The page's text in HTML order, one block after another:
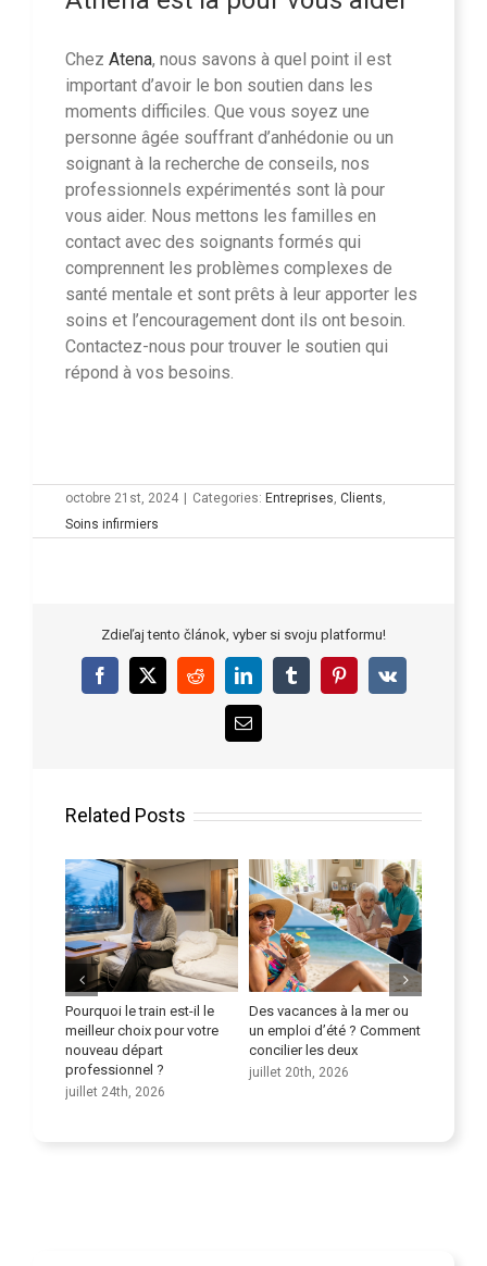
Chez Atena, nous savons à quel point il est
important d’avoir le bon soutien dans les
moments difficiles. Que vous soyez une
personne âgée souffrant d’anhédonie ou un
soignant à la recherche de conseils, nos
professionnels expérimentés sont là pour
vous aider. Nous mettons les familles en
contact avec des soignants formés qui
comprennent les problèmes complexes de
santé mentale et sont prêts à leur apporter les
soins et l’encouragement dont ils ont besoin.
Contactez-nous pour trouver le soutien qui
répond à vos besoins.
octobre 21st, 2024 | Categories: Entreprises, Clients,
Soins infirmiers
Zdieľaj tento článok, vyber si svoju platformu!
Facebook
X RedditLinkedInTumblrPinterest
Vk
Email
Related Posts
le train est-il le
choix pour votre
Des vacances à la mer ou
un emploi d’été ? Comment
concilier les deux
juillet 20th, 2026
Améliorez vos
compétences
juillet 9th, 2026